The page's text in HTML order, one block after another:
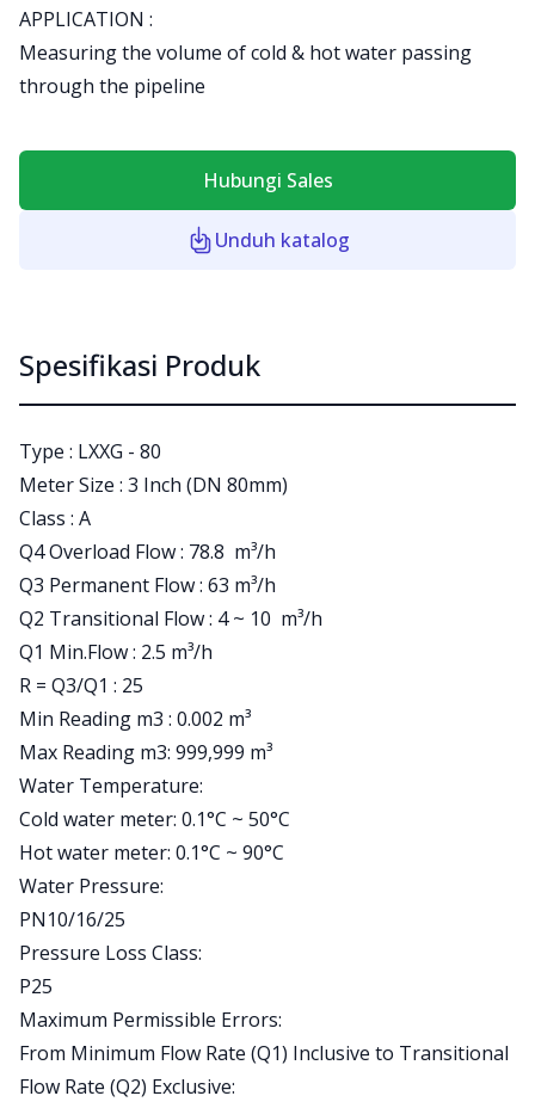
APPLICATION :
Measuring the volume of cold & hot water passing
through the pipeline
Hubungi Sales
Unduh katalog
Spesifikasi Produk
Type : LXXG - 80
Meter Size : 3 Inch (DN 80mm)
Class : A
Q4 Overload Flow : 78.8 m³/h
Q3 Permanent Flow : 63 m³/h
Q2 Transitional Flow : 4 ~ 10 m³/h
Q1 Min.Flow : 2.5 m³/h
R = Q3/Q1 : 25
Min Reading m3 : 0.002 m³
Max Reading m3: 999,999 m³
Water Temperature:
Cold water meter: 0.1°C ~ 50°C
Hot water meter: 0.1°C ~ 90°C
Water Pressure:
PN10/16/25
Pressure Loss Class:
P25
Maximum Permissible Errors:
From Minimum Flow Rate (Q1) Inclusive to Transitional
Flow Rate (Q2) Exclusive: